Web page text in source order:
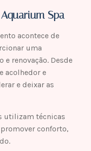
Spa
acontece de
uma
e renovação. Desde
acolhedor e
e deixar as
utilizam técnicas
conforto,